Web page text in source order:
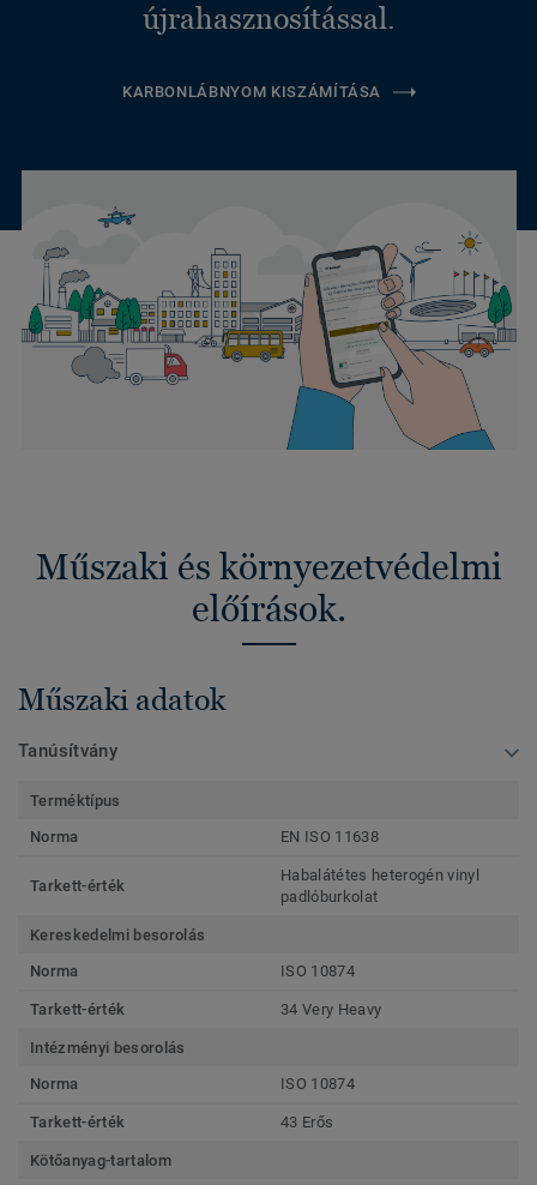
újrahasznosítással.
KARBONLÁBNYOM KISZÁMÍTÁSA
Műszaki és környezetvédelmi
előírások.
Műszaki adatok
Tanúsítvány
Terméktípus
Norma
EN ISO 11638
Tarkett-érték
Habalátétes heterogén vinyl
padlóburkolat
Kereskedelmi besorolás
Norma
ISO 10874
Tarkett-érték 34 Very Heavy
Intézményi besorolás
Norma
ISO 10874
Tarkett-érték 43 Erős
Kötőanyag-tartalom